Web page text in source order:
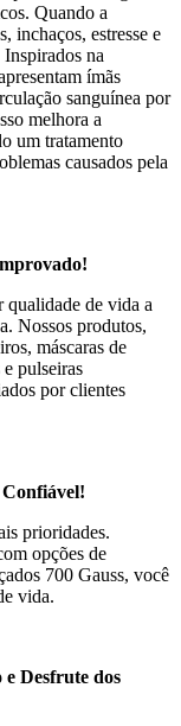
Quando a
inchaços, estresse e
na
ímãs
sanguínea por
melhora a
um tratamento
causados pela
de vida a
Nossos produtos,
máscaras de
pulseiras
por clientes
prioridades.
opções de
700 Gauss, você
vida.
Desfrute dos